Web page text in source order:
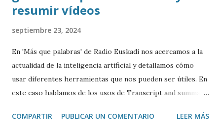
resumir vídeos
septiembre 23, 2024
En 'Más que palabras' de Radio Euskadi nos acercamos a la
actualidad de la inteligencia artificial y detallamos cómo
usar diferentes herramientas que nos pueden ser útiles. En
este caso hablamos de los usos de Transcript and summary
transcribir y resumir los vídeos de Youtube, así como
COMPARTIR PUBLICAR UN COMENTARIO LEER MÁS